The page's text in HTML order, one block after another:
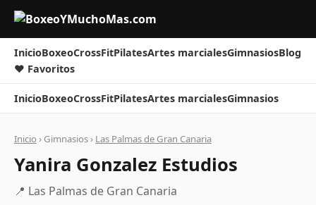
InicioBoxeoCrossFitPilatesArtes marcialesGimnasiosBlog
❤ Favoritos
InicioBoxeoCrossFitPilatesArtes marcialesGimnasios
Inicio › Gimnasios › Las Palmas de Gran Canaria
Yanira Gonzalez Estudios
📍 Las Palmas de Gran Canaria